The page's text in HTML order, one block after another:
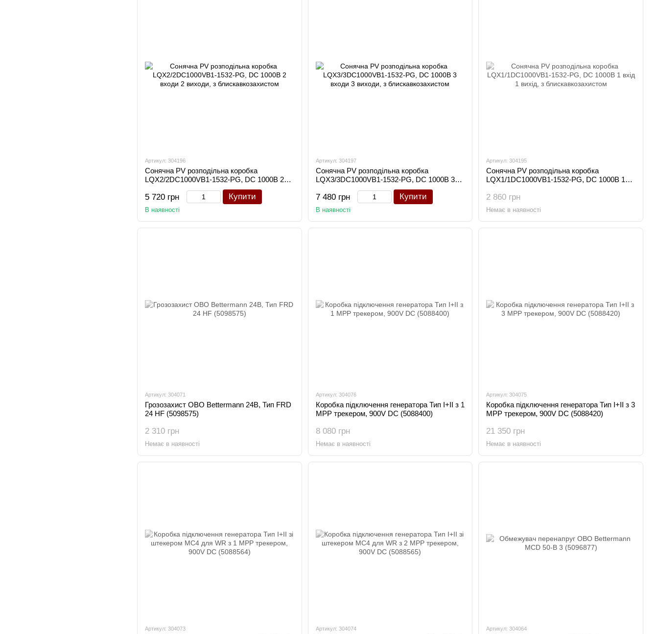
Артикул: 304196
Сонячна PV розподільна коробка
LQX2/2DC1000VB1-1532-PG, DC 1000В 2
входи 2 виходи, з блискавкозахистом
5 720 грн Купити
В наявності
Артикул: 304197
Сонячна PV розподільна коробка
LQX3/3DC1000VB1-1532-PG, DC 1000В 3
входи 3 виходи, з блискавкозахистом
7 480 грн Купити
В наявності
Артикул: 304195
Сонячна PV розподільна коробка
LQX1/1DC1000VB1-1532-PG, DC 1000В 1
2 860 грн
Немає в наявності
Артикул: 304071
Грозозахист OBO Bettermann 24В, Тип FRD
24 HF (5098575)
2 310 грн
Немає в наявності
Артикул: 304076
Коробка підключення генератора Тип І+ІІ з 1
MPP трекером, 900V DC (5088400)
8 080 грн
Немає в наявності
Артикул: 304075
Коробка підключення генератора Тип І+ІІ з 3
MPP трекером, 900V DC (5088420)
21 350 грн
Немає в наявності
Артикул: 304073 Артикул: 304074 Артикул: 304064